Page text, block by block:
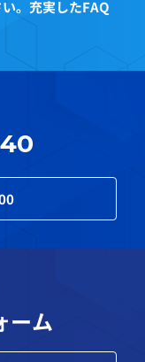
。充実したFAQ
ーム